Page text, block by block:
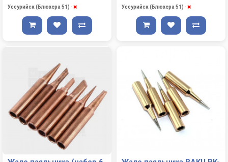
Уссурийск (Блюхера 51) -
Уссурийск (Блюхера 51) -